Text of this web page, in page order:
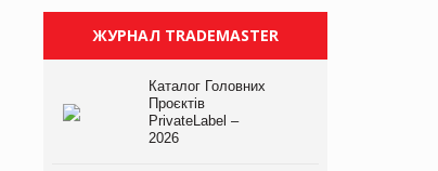
ЖУРНАЛ TRADEMASTER
Каталог Головних
Проєктів
PrivateLabel –
2026